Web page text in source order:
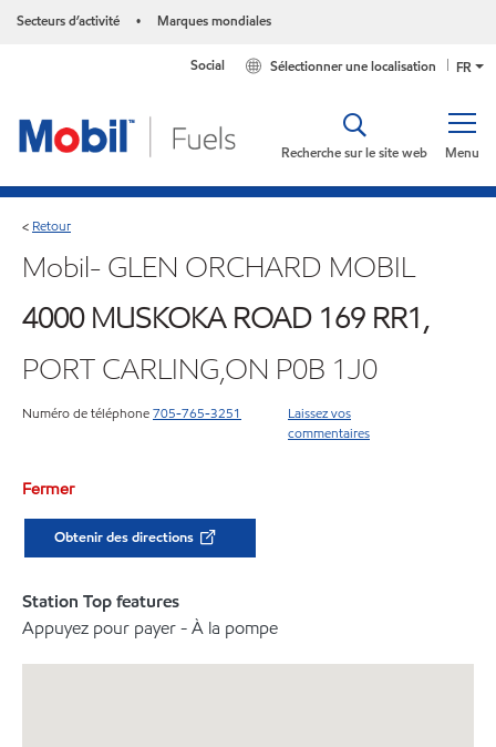
Secteurs d’activité • Marques mondiales
FR
Sélectionner une localisation
Social
Menu
Recherche sur le site web
< Retour
Mobil- GLEN ORCHARD MOBIL
4000 MUSKOKA ROAD 169 RR1,
PORT CARLING,ON P0B 1J0
Numéro de téléphone705-765-3251
Laissez vos
commentaires
Fermer
Obtenir des directions
Station Top features
Appuyez pour payer - À la pompe